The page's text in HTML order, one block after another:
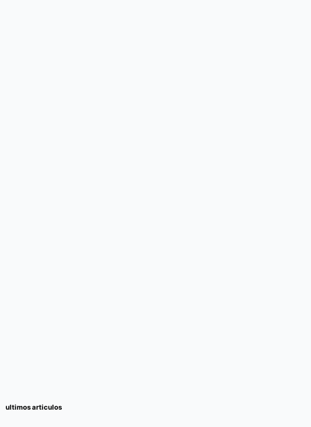
ultimos articulos